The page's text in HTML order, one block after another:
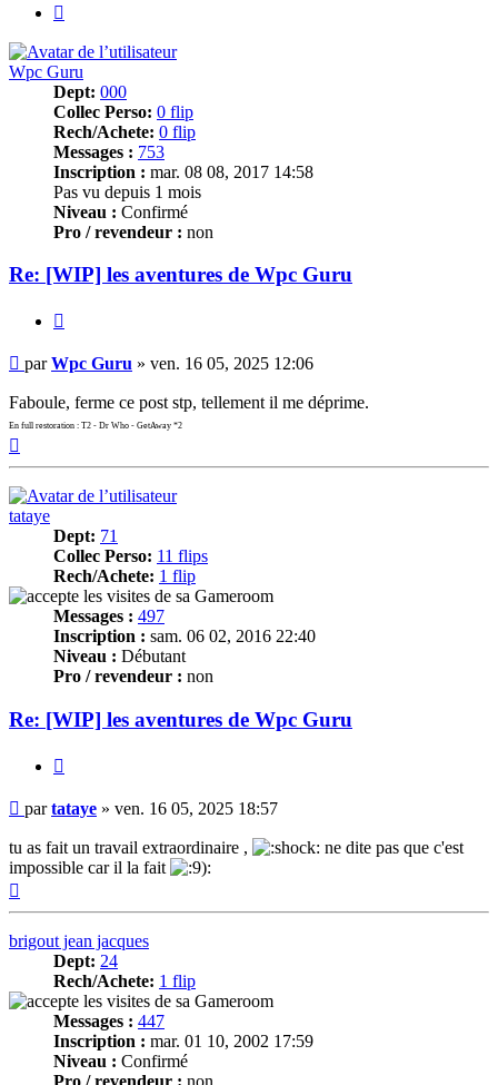
Wpc Guru
Dept: 000
Collec Perso: 0 flip
Rech/Achete: 0 flip
Messages : 753
Inscription : mar. 08 08, 2017 14:58
Pas vu depuis 1 mois
Niveau : Confirmé
Pro / revendeur : non
Re: [WIP] les aventures de Wpc Guru
Message
parWpc Guru » ven. 16 05, 2025 12:06
Faboule, ferme ce post stp, tellement il me déprime.
En full restoration : T2 - Dr Who - GetAway *2
tataye
Dept: 71
Collec Perso: 11 flips
Rech/Achete: 1 flip
Messages : 497
Inscription : sam. 06 02, 2016 22:40
Niveau : Débutant
Pro / revendeur : non
Re: [WIP] les aventures de Wpc Guru
Message
partataye » ven. 16 05, 2025 18:57
tu as fait un travail extraordinaire ,
ne dite pas que c'est
impossible car il la fait
brigout jean jacques
Dept: 24
Rech/Achete: 1 flip
Messages : 447
Inscription : mar. 01 10, 2002 17:59
Niveau : Confirmé
Pro / revendeur : non